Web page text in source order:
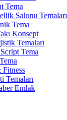
Tema
Salonu Temaları
Tema
Konsept
Temaları
Tema
Fitness
Temaları
Emlak